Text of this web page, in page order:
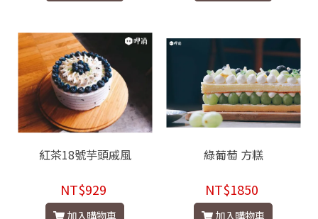
紅茶18號芋頭戚風
NT$929
加入購物車
綠葡萄 方糕
NT$1850
加入購物車